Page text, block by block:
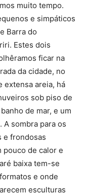
muito tempo.
e simpáticos
Barra do
Estes dois
ficar na
da cidade, no
extensa areia, há
sob piso de
de mar, e um
A sombra para os
e frondosas
pouco de calor e
baixa tem-se
e onde
esculturas